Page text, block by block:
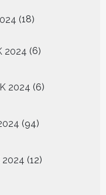
1818
2024 66
2024 6
producten
9494
2024 12
producten